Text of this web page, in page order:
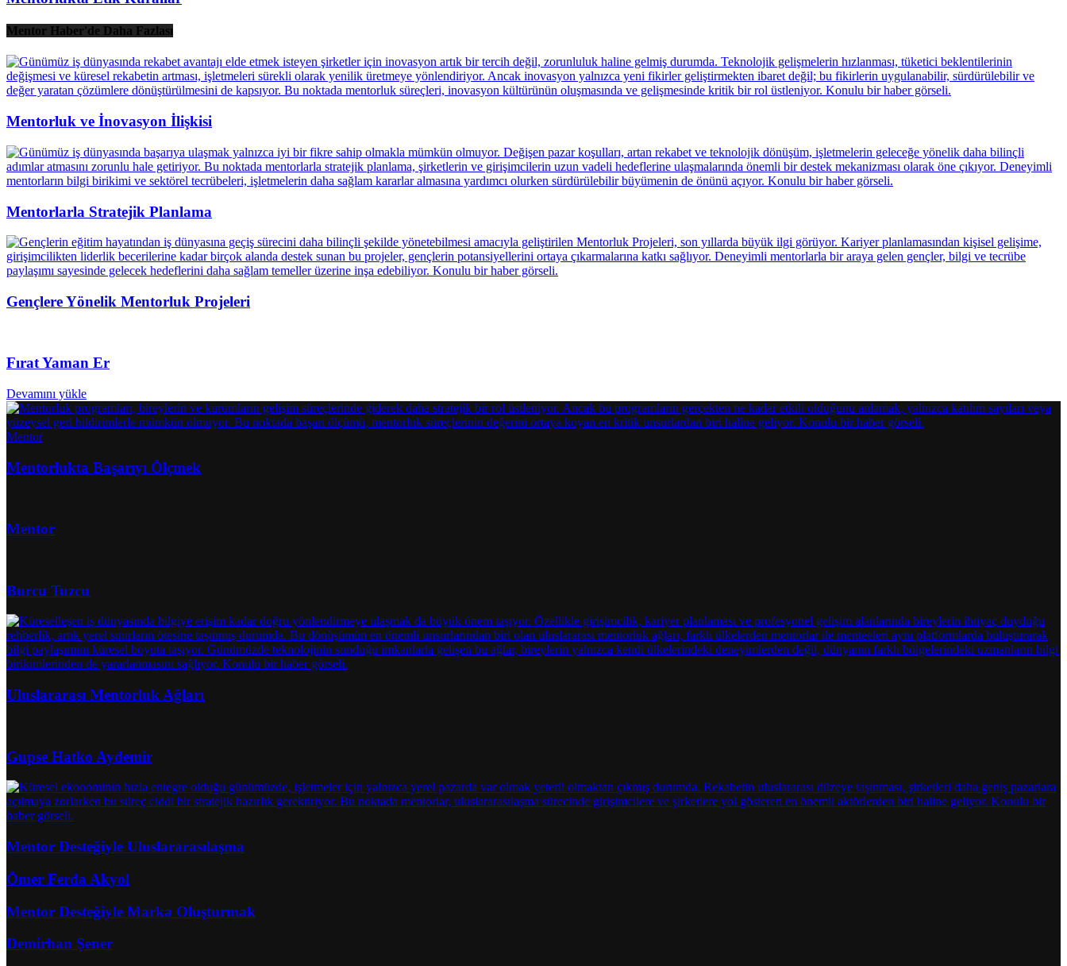
Mentor Haber'de Daha Fazlası
Mentorluk ve İnovasyon İlişkisi
Mentorlarla Stratejik Planlama
Gençlere Yönelik Mentorluk Projeleri
Fırat Yaman Er
Devamını yükle
Mentor
Mentorlukta Başarıyı Ölçmek
Mentor
Burcu Tuzcu
Uluslararası Mentorluk Ağları
Gupse Hatko Aydemir
Mentor Desteğiyle Uluslararasılaşma
Ömer Ferda Akyol
Mentor Desteğiyle Marka Oluşturmak
Demirhan Şener